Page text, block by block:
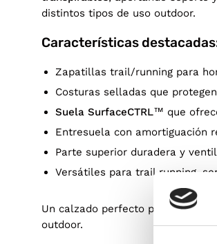
distintos tipos de uso outdoor.
Características
Zapatillas trail/running para
Costuras selladas que
Suela SurfaceCTRL™ que
Entresuela con amortiguación
Parte superior duradera y
Versátiles para trail running,
Un calzado perfecto para
outdoor.